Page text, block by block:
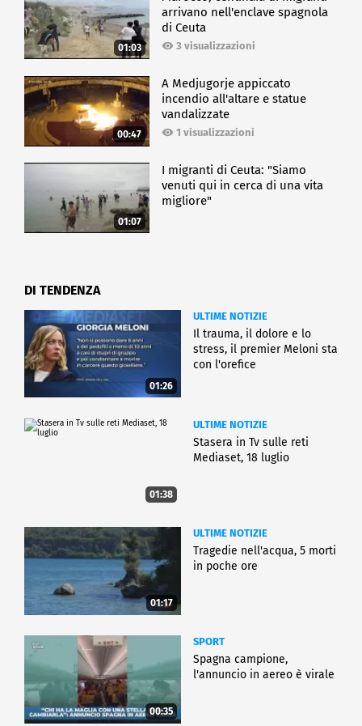
01:03
arrivano nell'enclave spagnola
di Ceuta
3 visualizzazioni
00:47
A Medjugorje appiccato
incendio all'altare e statue
vandalizzate
1 visualizzazioni
01:07
I migranti di Ceuta: "Siamo
venuti qui in cerca di una vita
migliore"
DI TENDENZA
01:26
ULTIME NOTIZIE
Il trauma, il dolore e lo
stress, il premier Meloni sta
con l'orefice
01:38
ULTIME NOTIZIE
Stasera in Tv sulle reti
Mediaset, 18 luglio
01:17
ULTIME NOTIZIE
Tragedie nell'acqua, 5 morti
in poche ore
00:35
SPORT
Spagna campione,
l'annuncio in aereo è virale